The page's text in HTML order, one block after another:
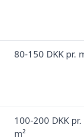
80-150 DKK pr.
100-200 DKK pr.
m²